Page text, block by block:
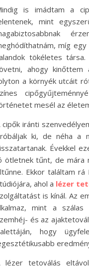
is imádtam a
mint
míg
tökéletes
ahogy
a környék utcáit
mesél az
cipők iránti
ki, de néha a
Évekkel
ötletnek tűnt, de mára
Ekkor találtam
ahol a lézer
is kínál. Az
mint a szálas
és az
hogy
lézer tetoválás